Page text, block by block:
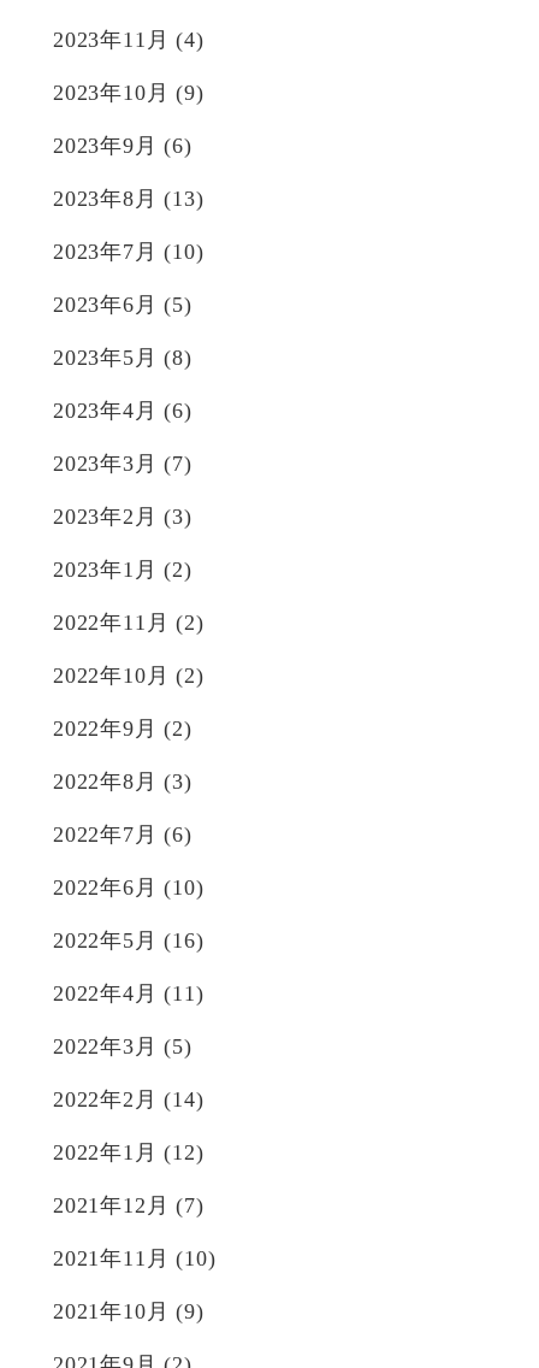
2023年11月 (4)
2023年10月 (9)
2023年9月 (6)
2023年8月 (13)
2023年7月 (10)
2023年6月 (5)
2023年5月 (8)
2023年4月 (6)
2023年3月 (7)
2023年2月 (3)
2023年1月 (2)
2022年11月 (2)
2022年10月 (2)
2022年9月 (2)
2022年8月 (3)
2022年7月 (6)
2022年6月 (10)
2022年5月 (16)
2022年4月 (11)
2022年3月 (5)
2022年2月 (14)
2022年1月 (12)
2021年12月 (7)
2021年11月 (10)
2021年10月 (9)